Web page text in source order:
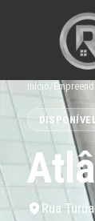
Início/
Rua